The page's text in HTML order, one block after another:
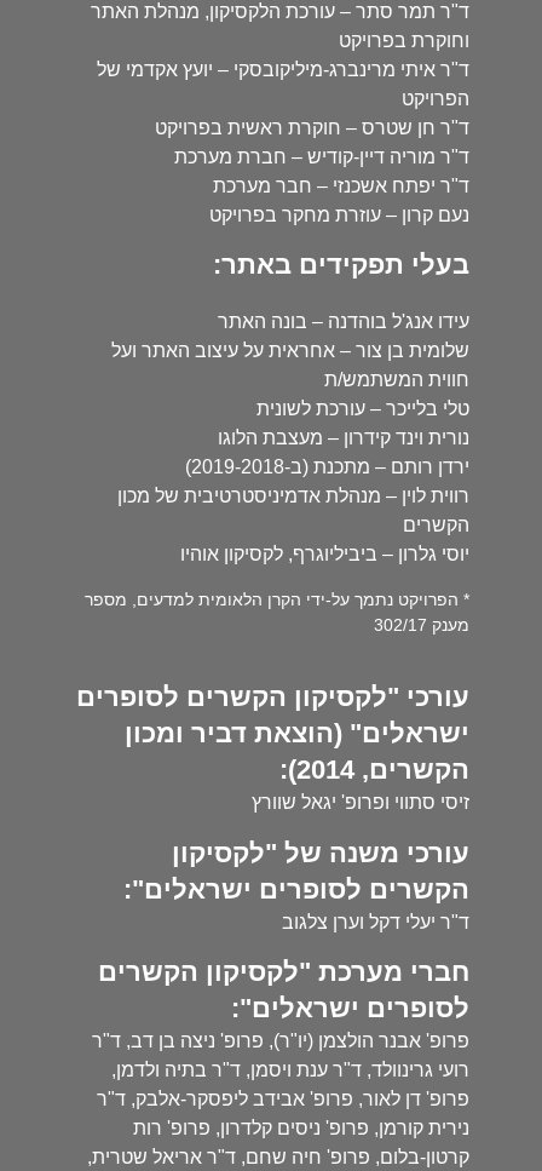
ד"ר תמר סתר – עורכת הלקסיקון, מנהלת האתר
וחוקרת בפרויקט
ד"ר איתי מרינברג-מיליקובסקי – יועץ אקדמי של
הפרויקט
ד"ר חן שטרס – חוקרת ראשית בפרויקט
ד"ר מוריה דיין-קודיש – חברת מערכת
ד"ר יפתח אשכנזי – חבר מערכת
נעם קרון – עוזרת מחקר בפרויקט
בעלי תפקידים באתר:
עידו אנג'ל בוהדנה – בונה האתר
שלומית בן צור – אחראית על עיצוב האתר ועל
חווית המשתמש/ת
טלי בלייכר – עורכת לשונית
נורית וינד קידרון – מעצבת הלוגו
ירדן רותם – מתכנת (ב-2019-2018)
רווית לוין – מנהלת אדמיניסטרטיבית של מכון
הקשרים
יוסי גלרון – ביביליוגרף, לקסיקון אוהיו
* הפרויקט נתמך על-ידי הקרן הלאומית למדעים, מספר
מענק 302/17
עורכי "לקסיקון הקשרים לסופרים
ישראלים" (הוצאת דביר ומכון
הקשרים, 2014):
זיסי סתווי ופרופ' יגאל שוורץ
עורכי משנה של "לקסיקון
הקשרים לסופרים ישראלים":
ד"ר יעלי דקל וערן צלגוב
חברי מערכת "לקסיקון הקשרים
לסופרים ישראלים":
פרופ' אבנר הולצמן (יו"ר), פרופ' ניצה בן דב, ד"ר
רועי גרינוולד, ד"ר ענת ויסמן, ד"ר בתיה ולדמן,
פרופ' דן לאור, פרופ' אבידב ליפסקר-אלבק, ד"ר
נירית קורמן, פרופ' ניסים קלדרון, פרופ' רות
קרטון-בלום, פרופ' חיה שחם, ד"ר אריאל שטרית,